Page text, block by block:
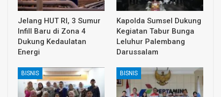
Jelang HUT RI, 3 Sumur
Infill Baru di Zona 4
Dukung Kedaulatan
Energi
Kapolda Sumsel Dukung
Kegiatan Tabur Bunga
Leluhur Palembang
Darussalam
BISNIS BISNIS